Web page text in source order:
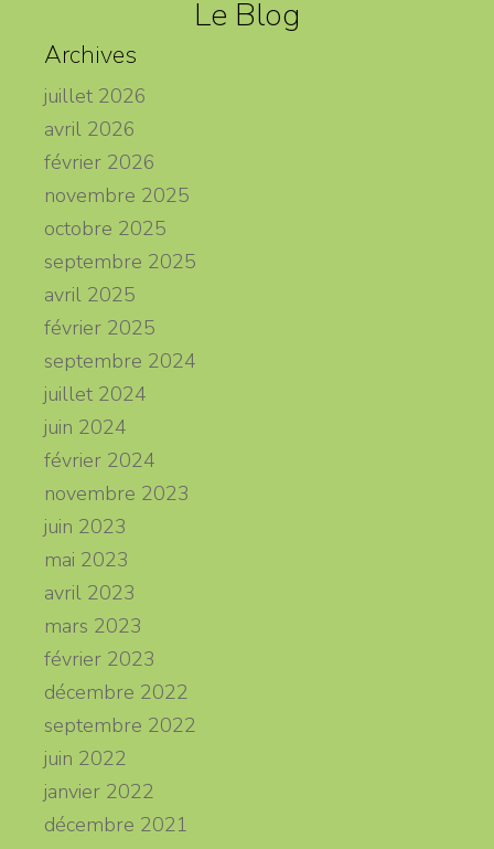
Le Blog
Archives
juillet 2026
avril 2026
février 2026
novembre 2025
octobre 2025
septembre 2025
avril 2025
février 2025
septembre 2024
juillet 2024
juin 2024
février 2024
novembre 2023
juin 2023
mai 2023
avril 2023
mars 2023
février 2023
décembre 2022
septembre 2022
juin 2022
janvier 2022
décembre 2021